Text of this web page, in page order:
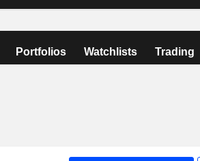
Portfolios Watchlists Trading